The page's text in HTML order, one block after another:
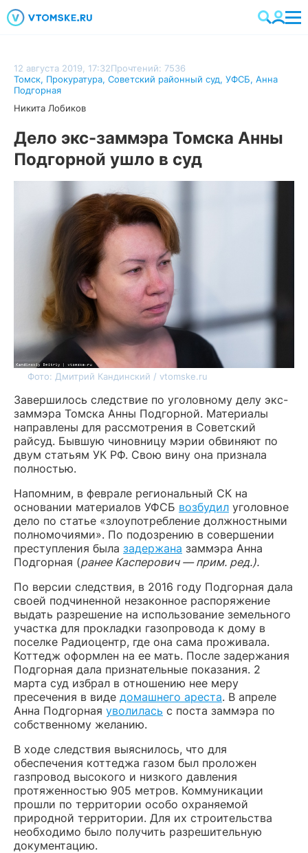
12 августа 2019, 17:32Прочтений: 7536
Томск, Прокуратура, Советский районный суд, УФСБ, Анна
Подгорная
Никита Лобиков
Дело экс-заммэра Томска Анны
Подгорной ушло в суд
Фото: Дмитрий Кандинский / vtomske.ru
Завершилось следствие по уголовному делу экс-
заммэра Томска Анны Подгорной. Материалы
направлены для рассмотрения в Советский
райсуд. Бывшую чиновницу мэрии обвиняют по
двум статьям УК РФ. Свою вину она признала
полностью.
Напомним, в феврале региональный СК на
основании материалов УФСБ возбудил уголовное
дело по статье «злоупотребление должностными
полномочиями». По подозрению в совершении
преступления была задержана заммэра Анна
Подгорная (ранее Касперович — прим. ред.).
По версии следствия, в 2016 году Подгорная дала
своей подчиненной незаконное распоряжение
выдать разрешение на использование земельного
участка для прокладки газопровода к дому в
поселке Радиоцентр, где она сама проживала.
Коттедж оформлен на ее мать. После задержания
Подгорная дала признательные показания. 2
марта суд избрал в отношению нее меру
пресечения в виде домашнего ареста. В апреле
Анна Подгорная уволилась с поста заммэра по
собственному желанию.
В ходе следствия выяснилось, что для
обеспечения коттеджа газом был проложен
газпровод высокого и низкого давления
протяженностью 905 метров. Коммуникации
прошли по территории особо охраняемой
природной территории. Для их строительства
необходимо было получить разрешительную
документацию.